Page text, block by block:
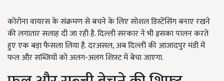
कोरोना वायरस के संक्रमण से बचने के लिए सोशल डिस्टेंसिंग बनाए रखने
की लगातार सलाह दी जा रही है. दिल्ली सरकार ने भी इसका पालन करते
हुए एक बड़ा फैसला लिया है. दरअसल, अब दिल्ली की आजादपुर मंडी में
फल और सब्जियों को अलग-अलग शिफ़्ट में बेचा जाएगा.